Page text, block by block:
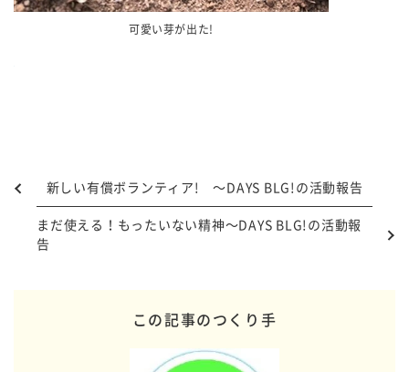
可愛い芽が出た!
新しい有償ボランティア! ～DAYS BLG!の活動報告
まだ使える！もったいない精神～DAYS BLG!の活動報
告
この記事のつくり手